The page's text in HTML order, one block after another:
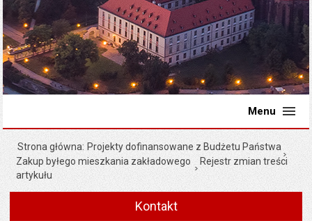
Menu
Strona główna Projekty dofinansowane z Budżetu Państwa
Zakup byłego mieszkania zakładowego
Rejestr zmian treści
artykułu
Kontakt